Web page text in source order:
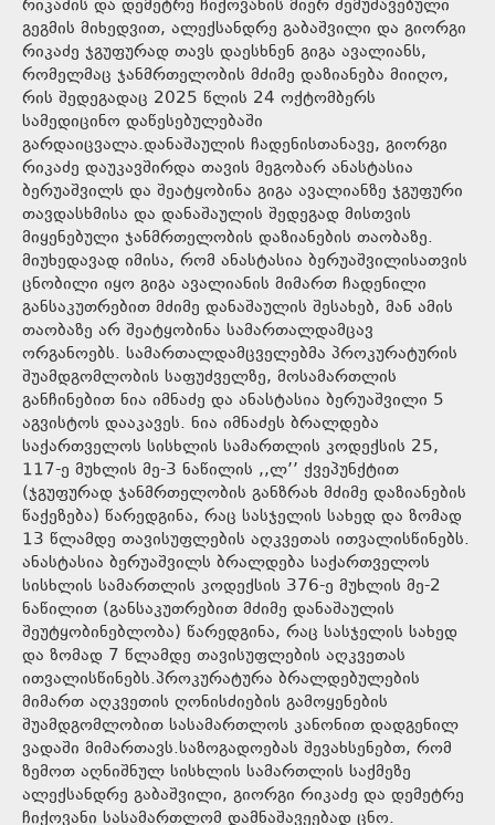
რიკაძის და დემეტრე ჩიქოვანის მიერ შემუშავებული
გეგმის მიხედვით, ალექსანდრე გაბაშვილი და გიორგი
რიკაძე ჯგუფურად თავს დაესხნენ გიგა ავალიანს,
რომელმაც ჯანმრთელობის მძიმე დაზიანება მიიღო,
რის შედეგადაც 2025 წლის 24 ოქტომბერს
სამედიცინო დაწესებულებაში
გარდაიცვალა.დანაშაულის ჩადენისთანავე, გიორგი
რიკაძე დაუკავშირდა თავის მეგობარ ანასტასია
ბერუაშვილს და შეატყობინა გიგა ავალიანზე ჯგუფური
თავდასხმისა და დანაშაულის შედეგად მისთვის
მიყენებული ჯანმრთელობის დაზიანების თაობაზე.
მიუხედავად იმისა, რომ ანასტასია ბერუაშვილისათვის
ცნობილი იყო გიგა ავალიანის მიმართ ჩადენილი
განსაკუთრებით მძიმე დანაშაულის შესახებ, მან ამის
თაობაზე არ შეატყობინა სამართალდამცავ
ორგანოებს. სამართალდამცველებმა პროკურატურის
შუამდგომლობის საფუძველზე, მოსამართლის
განჩინებით ნია იმნაძე და ანასტასია ბერუაშვილი 5
აგვისტოს დააკავეს. ნია იმნაძეს ბრალდება
საქართველოს სისხლის სამართლის კოდექსის 25,
117-ე მუხლის მე-3 ნაწილის ,,ლ’’ ქვეპუნქტით
(ჯგუფურად ჯანმრთელობის განზრახ მძიმე დაზიანების
წაქეზება) წარედგინა, რაც სასჯელის სახედ და ზომად
13 წლამდე თავისუფლების აღკვეთას ითვალისწინებს.
ანასტასია ბერუაშვილს ბრალდება საქართველოს
სისხლის სამართლის კოდექსის 376-ე მუხლის მე-2
ნაწილით (განსაკუთრებით მძიმე დანაშაულის
შეუტყობინებლობა) წარედგინა, რაც სასჯელის სახედ
და ზომად 7 წლამდე თავისუფლების აღკვეთას
ითვალისწინებს.პროკურატურა ბრალდებულების
მიმართ აღკვეთის ღონისძიების გამოყენების
შუამდგომლობით სასამართლოს კანონით დადგენილ
ვადაში მიმართავს.საზოგადოებას შევახსენებთ, რომ
ზემოთ აღნიშნულ სისხლის სამართლის საქმეზე
ალექსანდრე გაბაშვილი, გიორგი რიკაძე და დემეტრე
ჩიქოვანი სასამართლომ დამნაშავეებად ცნო.